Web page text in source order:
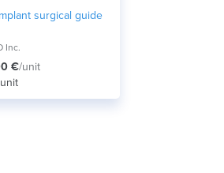
surgical guide
Inc.
€/unit